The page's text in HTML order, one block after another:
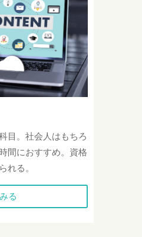
目。社会人はもちろ
間におすすめ。資格
れる。
る